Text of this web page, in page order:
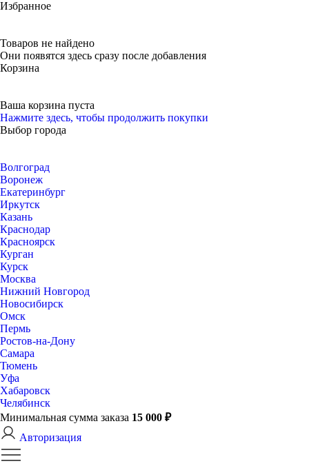
Избранное
Товаров не найдено
Они появятся здесь сразу после добавления
Корзина
Ваша корзина пуста
Нажмите здесь, чтобы продолжить покупки
Выбор города
Волгоград
Воронеж
Екатеринбург
Иркутск
Казань
Краснодар
Красноярск
Курган
Курск
Москва
Нижний Новгород
Новосибирск
Омск
Пермь
Ростов-на-Дону
Самара
Тюмень
Уфа
Хабаровск
Челябинск
Минимальная сумма заказа 15 000 ₽
Авторизация